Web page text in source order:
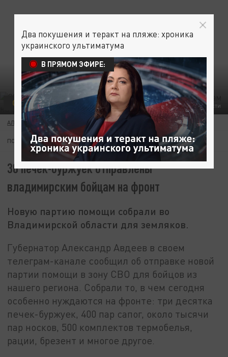
ФОТО ПРЕСС-СЛУЖБЫ АДМИНИСТРАЦИИ ВЛАДИМИРСКОЙ ОБЛАСТИ
ОБЩЕСТВО МОБИЛИЗАЦИЯ
АЛЕКСАНДР ОРЛОВ 09 НОЯБРЯ 19:55
ПОДПИШИТЕСЬ:
30 печек-буржуек отправлены
владимирским бойцам на фронт
Новую партию помощи собрали во
Владимирской области для земляков.
Губернатор Александр Авдеев в своем
телеграм-канале сообщил об отправке новой
партии помощи в зону СВО для бойцов из
нашего региона. Собрали то, в чем сегодня
особенно нуждаются на фронте: три десятка
печек-буржуек, 400 пар сапог, около тысячи
пар носков, 500 комплектов термобелья,
рации, брезент и многое другое.
Два покушения и теракт на пляже: хроника
украинского ультиматума
В ПРЯМОМ ЭФИРЕ: